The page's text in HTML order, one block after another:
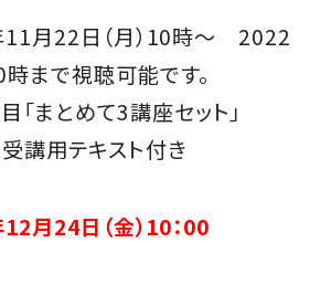
11月22日（月） 10時～ 2022
時まで視聴可能です。
「まとめて3講座セット」
講用テキスト付き
月24日（金）10：00